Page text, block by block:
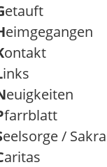
Getauft
Heimgegangen
Kontakt
Links
Neuigkeiten
Pfarrblatt
Seelsorge /
Caritas